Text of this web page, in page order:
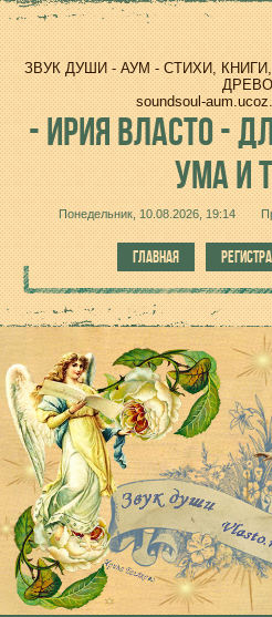
ЗВУК ДУШИ - АУМ - СТИХИ,
ДРЕВО
soundsoul-
-ИРИЯ ВЛАСТО -
УМА И
Понедельник, 10.08.2026, 19:14
ГЛАВНАЯ